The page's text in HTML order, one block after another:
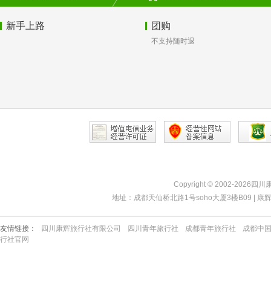
新手上路 团购
不支持随时退
Copyright © 2002-2026四川
地址：成都天仙桥北路1号soho大厦3楼B09 |
友情链接： 四川康辉旅行社有限公司 四川青年旅行社 成都青年旅行社
成都中
行社官网